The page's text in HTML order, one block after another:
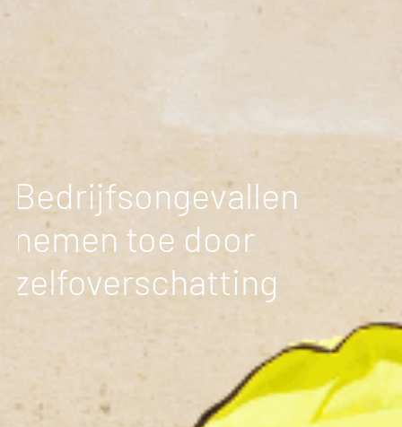
Bedrijfsongevallen
nemen toe door
zelfoverschatting